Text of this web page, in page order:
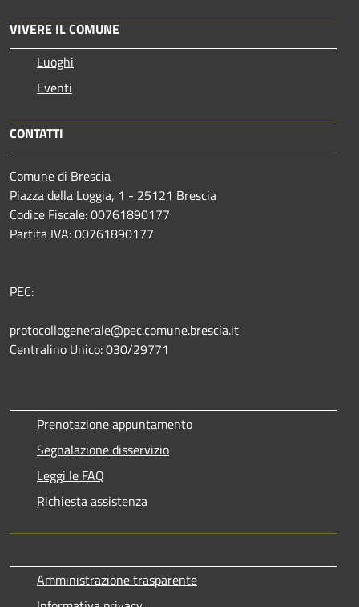
VIVERE IL COMUNE
Luoghi
Eventi
CONTATTI
Comune di Brescia
Piazza della Loggia, 1 - 25121 Brescia
Codice Fiscale: 00761890177
Partita IVA: 00761890177
PEC:
protocollogenerale@pec.comune.brescia.it
Centralino Unico: 030/29771
Prenotazione appuntamento
Segnalazione disservizio
Leggi le FAQ
Richiesta assistenza
Amministrazione trasparente